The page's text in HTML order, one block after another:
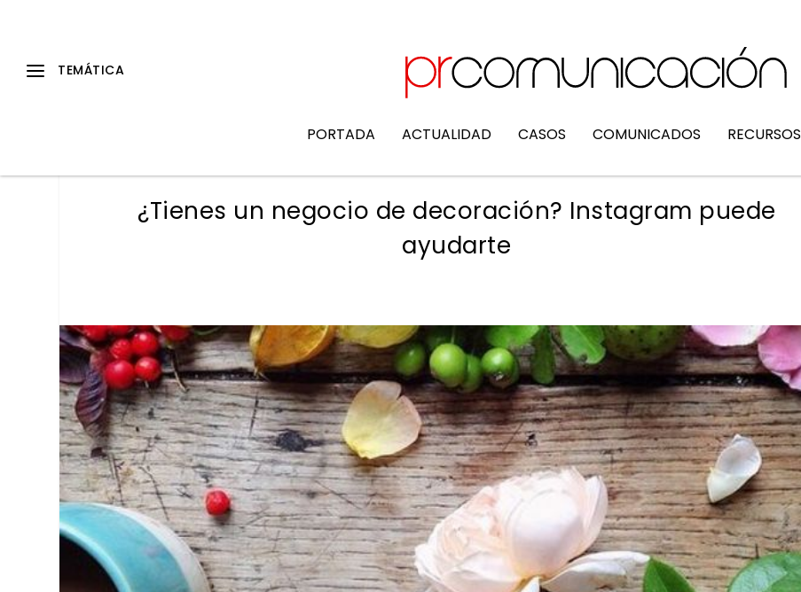
PORTADA ACTUALIDAD CASOS COMUNICADOS RECURSOS
¿Tienes un negocio de decoración? Instagram puede
ayudarte